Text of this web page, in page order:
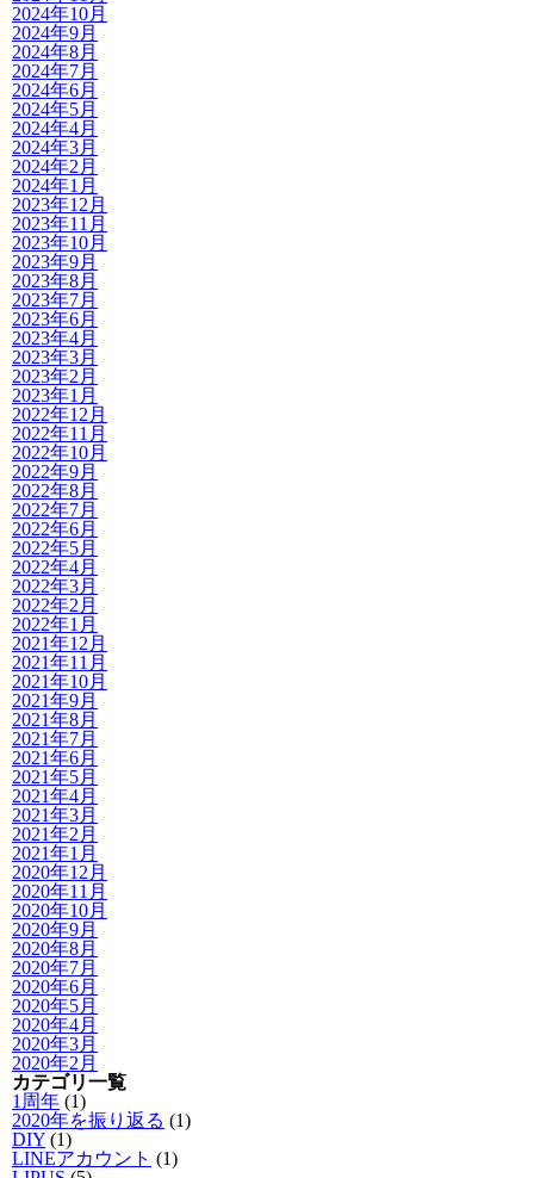
2024年10月
2024年9月
2024年8月
2024年7月
2024年6月
2024年5月
2024年4月
2024年3月
2024年2月
2024年1月
2023年12月
2023年11月
2023年10月
2023年9月
2023年8月
2023年7月
2023年6月
2023年4月
2023年3月
2023年2月
2023年1月
2022年12月
2022年11月
2022年10月
2022年9月
2022年8月
2022年7月
2022年6月
2022年5月
2022年4月
2022年3月
2022年2月
2022年1月
2021年12月
2021年11月
2021年10月
2021年9月
2021年8月
2021年7月
2021年6月
2021年5月
2021年4月
2021年3月
2021年2月
2021年1月
2020年12月
2020年11月
2020年10月
2020年9月
2020年8月
2020年7月
2020年6月
2020年5月
2020年4月
2020年3月
2020年2月
カテゴリ一覧
1周年 (1)
2020年を振り返る (1)
DIY (1)
LINEアカウント (1)